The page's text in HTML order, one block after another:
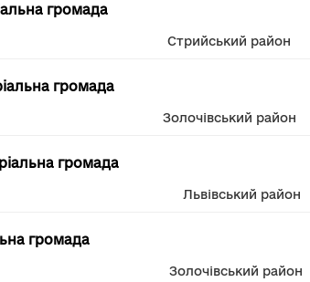
громада
Стрийський район
громада
Золочівський район
громада
Львівський район
громада
Золочівський район